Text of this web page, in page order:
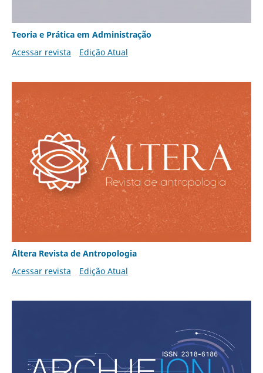
Teoria e Prática em Administração
Acessar revista
Edição Atual
Áltera Revista de Antropologia
Acessar revista
Edição Atual